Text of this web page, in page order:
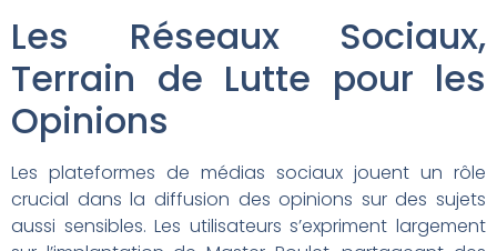
Les Réseaux Sociaux,
Terrain de Lutte pour les
Opinions
Les plateformes de médias sociaux jouent un rôle
crucial dans la diffusion des opinions sur des sujets
aussi sensibles. Les utilisateurs s’expriment largement